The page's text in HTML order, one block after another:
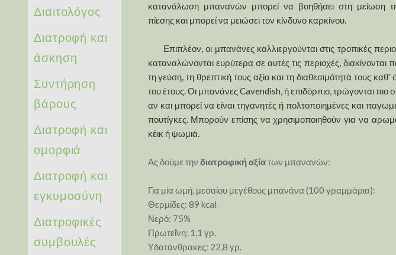
Διαιτολόγος
Διατροφή και
άσκηση
Συντήρηση
βάρους
Διατροφή και
ομορφιά
Διατροφή και
εγκυμοσύνη
Διατροφικές
συμβουλές
κατανάλωση μπανανών μπορεί να βοηθήσει στη μείωση
πίεσης και μπορεί να μειώσει τον κίνδυνο καρκίνου.
Επιπλέον, οι μπανάνες καλλιεργούνται στις τροπικές
καταναλώνονται ευρύτερα σε αυτές τις περιοχές, διακίνονται
τη γεύση, τη θρεπτική τους αξία και τη διαθεσιμότητά τους καθ'
του έτους. Οι μπανάνες Cavendish, ή επιδόρπιο, τρώγονται πιο
αν και μπορεί να είναι τηγανητές ή πολτοποιημένες και
πουτίγκες. Μπορούν επίσης να χρησιμοποιηθούν για να
κέικ ή ψωμιά.
Ας δούμε την διατροφική αξίατων μπανανών:
Για μία ωμή, μεσαίου μεγέθους μπανάνα (100 γραμμάρια):
Θερμίδες: 89 kcal
Νερό: 75%
Πρωτεΐνη: 1,1 γρ.
Υδατάνθρακες: 22,8 γρ.